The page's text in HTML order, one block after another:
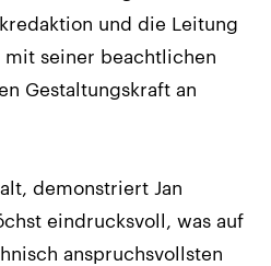
und die Leitung
mit seiner beachtlichen
Gestaltungskraft an
demonstriert Jan
eindrucksvoll, was auf
anspruchsvollsten